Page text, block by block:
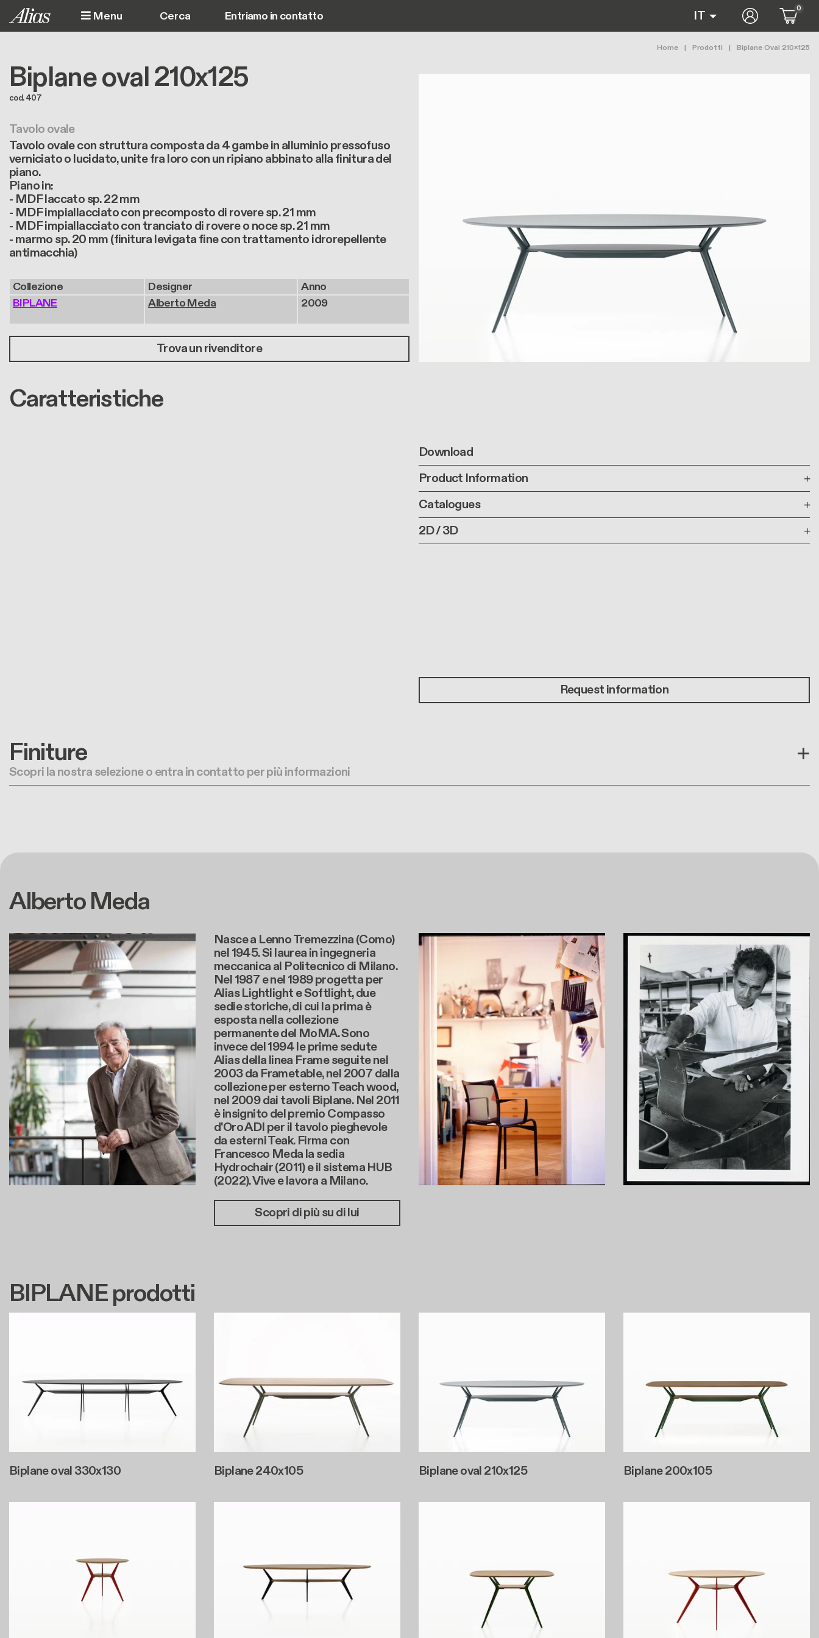
Salta al contenuto principale
Menu Main navigation
Entriamo in contatto IT User 0
Briciole di pane
Home Prodotti Biplane Oval 210x125
Biplane oval 210x125
cod. 407
Tavolo ovale
Tavolo ovale con struttura composta da 4 gambe in alluminio pressofuso
verniciato o lucidato, unite fra loro con un ripiano abbinato alla finitura del
piano.
Piano in:
- MDF laccato sp. 22 mm
- MDF impiallacciato con precomposto di rovere sp. 21 mm
- MDF impiallacciato con tranciato di rovere o noce sp. 21 mm
- marmo sp. 20 mm (finitura levigata fine con trattamento idrorepellente
antimacchia)
Collezione
BIPLANE
Designer
Alberto Meda
Anno
2009
Trova un rivenditore
Caratteristiche
Download
Product Information
Catalogues
2D / 3D
Request information
Finiture
Scopri la nostra selezione o entra in contatto per più informazioni
Alberto Meda
Nasce a Lenno Tremezzina (Como)
nel 1945. Si laurea in ingegneria
meccanica al Politecnico di Milano.
Nel 1987 e nel 1989 progetta per
Alias Lightlight e Softlight, due
sedie storiche, di cui la prima è
esposta nella collezione
permanente del MoMA. Sono
invece del 1994 le prime sedute
Alias della linea Frame seguite nel
2003 da Frametable, nel 2007 dalla
collezione per esterno Teach wood,
nel 2009 dai tavoli Biplane. Nel 2011
è insignito del premio Compasso
d'Oro ADI per il tavolo pieghevole
da esterni Teak. Firma con
Francesco Meda la sedia
Hydrochair (2011) e il sistema HUB
(2022). Vive e lavora a Milano.
Scopri di più su di lui
BIPLANE prodotti
Biplane oval 330x130 Biplane 240x105 Biplane oval 210x125 Biplane 200x105